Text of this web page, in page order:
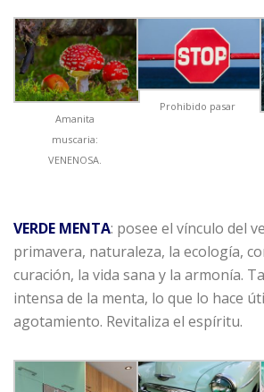
Amanita
muscaria:
VENENOSA.
Prohibido pasar
VERDE MENTA: posee el vínculo del
primavera, naturaleza, la ecología,
curación, la vida sana y la armonía.
intensa de la menta, lo que lo hace
agotamiento. Revitaliza el espíritu.